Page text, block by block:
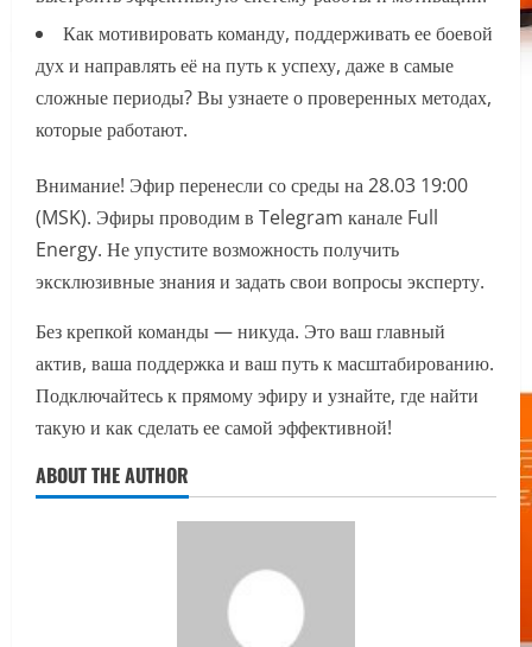
Как мотивировать команду, поддерживать ее боевой
дух и направлять её на путь к успеху, даже в самые
сложные периоды? Вы узнаете о проверенных методах,
которые работают.
Внимание! Эфир перенесли со среды на 28.03 19:00
(MSK). Эфиры проводим в Telegram канале Full
Energy. Не упустите возможность получить
эксклюзивные знания и задать свои вопросы эксперту.
Без крепкой команды — никуда. Это ваш главный
актив, ваша поддержка и ваш путь к масштабированию.
Подключайтесь к прямому эфиру и узнайте, где найти
такую и как сделать ее самой эффективной!
ABOUT THE AUTHOR